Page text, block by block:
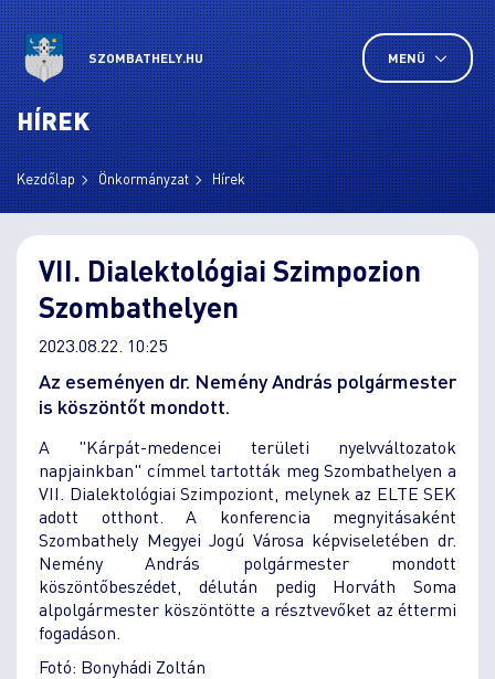
SZOMBATHELY.HU MENÜ
HÍREK
Kezdőlap Önkormányzat Hírek
VII. Dialektológiai Szimpozion
Szombathelyen
2023.08.22. 10:25
Az eseményen dr. Nemény András polgármester
is köszöntőt mondott.
A "Kárpát-medencei területi nyelvváltozatok
napjainkban" címmel tartották meg Szombathelyen a
VII. Dialektológiai Szimpoziont, melynek az ELTE SEK
adott otthont. A konferencia megnyitásaként
Szombathely Megyei Jogú Városa képviseletében dr.
Nemény András polgármester mondott
köszöntőbeszédet, délután pedig Horváth Soma
alpolgármester köszöntötte a résztvevőket az éttermi
fogadáson.
Fotó: Bonyhádi Zoltán